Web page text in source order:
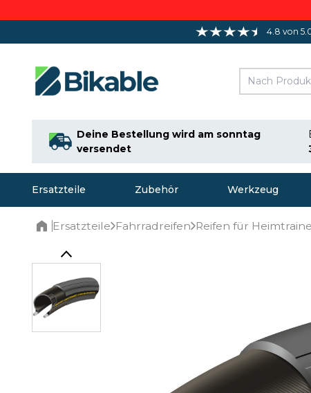
4.8 von
Deine Bestellung wird am sonntag
versendet
Ersatzteile Zubehör Werkzeug
Ersatzteile Fahrradreifen Reifen für